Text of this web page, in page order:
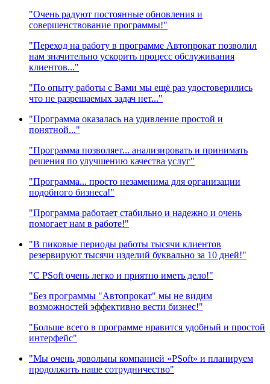
"Очень радуют постоянные обновления и
совершенствование программы!"
"Переход на работу в программе Автопрокат позволил
нам значительно ускорить процесс обслуживания
клиентов..."
"По опыту работы с Вами мы ещё раз удостоверились
что не разрешаемых задач нет..."
"Программа оказалась на удивление простой и
понятной..."
"Программа позволяет... анализировать и принимать
решения по улучшению качества услуг"
"Программа... просто незаменима для организации
подобного бизнеса!"
"Программа работает стабильно и надежно и очень
помогает нам в работе!"
"В пиковые периоды работы тысячи клиентов
резервируют тысячи изделий буквально за 10 дней!"
"C PSoft очень легко и приятно иметь дело!"
"Без программы "Автопрокат" мы не видим
возможностей эффективно вести бизнес!"
"Больше всего в программе нравится удобный и простой
интерфейс"
"Мы очень довольны компанией «PSoft» и планируем
продолжить наше сотрудничество"